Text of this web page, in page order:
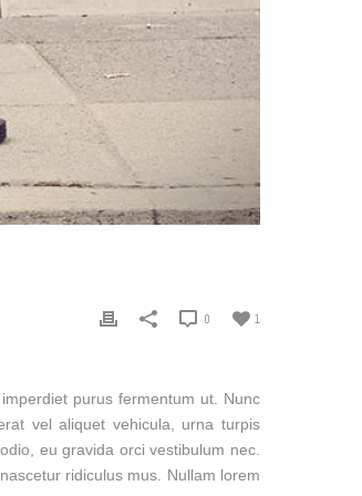
1
0
purus fermentum ut. Nunc
vel aliquet vehicula, urna turpis
eu gravida orci vestibulum nec.
ridiculus mus. Nullam lorem